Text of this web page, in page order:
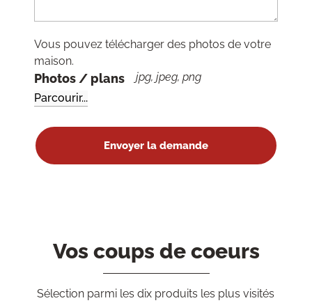
Vous pouvez télécharger des photos de votre
maison.
Photos / plans jpg, jpeg, png
Vos coups de coeurs
Sélection parmi les dix produits les plus visités